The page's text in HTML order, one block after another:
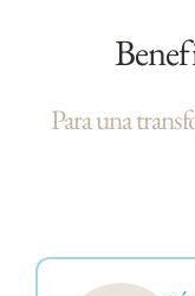
Para una